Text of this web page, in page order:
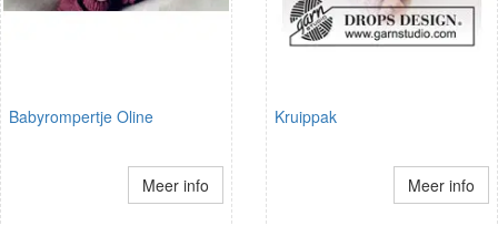
Babyrompertje Oline
Meer info
Kruippak
Meer info